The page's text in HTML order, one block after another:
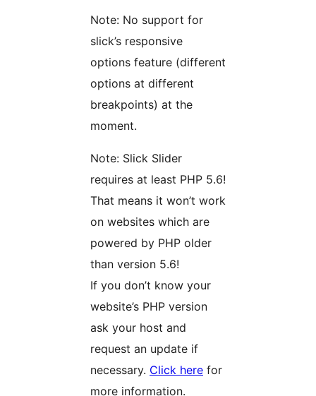
Note: No support for
slick’s responsive
options feature (different
options at different
breakpoints) at the
moment.
Note: Slick Slider
requires at least PHP 5.6!
That means it won’t work
on websites which are
powered by PHP older
than version 5.6!
If you don’t know your
website’s PHP version
ask your host and
request an update if
necessary. Click here for
more information.